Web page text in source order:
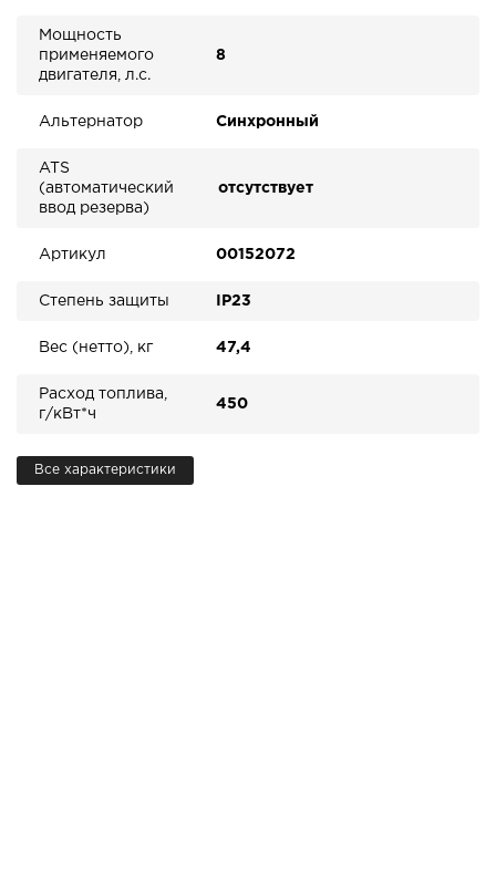
Мощность
применяемого
двигателя, л.с.
8
Альтернатор Синхронный
ATS
(автоматический
ввод резерва)
отсутствует
Артикул 00152072
Степень защиты IP23
Вес (нетто), кг 47,4
Расход топлива,
г/кВт*ч
450
Все характеристики